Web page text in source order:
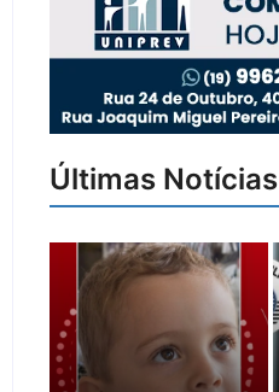
Últimas Notícias